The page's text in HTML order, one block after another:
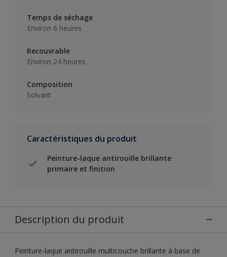
Temps de séchage
Environ 6 heures
Recouvrable
Environ 24 heures
Composition
Solvant
Caractéristiques du produit
Peinture-laque antirouille brillante
primaire et finition
Description du produit
Peinture-laque antirouille multicouche brillante à base de